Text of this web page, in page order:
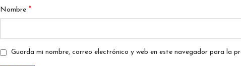
Nombre *
Guarda mi nombre, correo electrónico y web en este navegador para la